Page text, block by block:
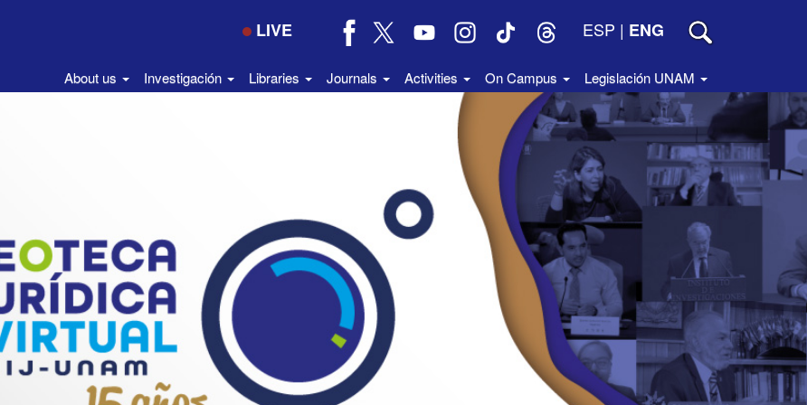
LIVE ESP | ENG
About us Investigación Libraries Journals Activities On Campus Legislación UNAM